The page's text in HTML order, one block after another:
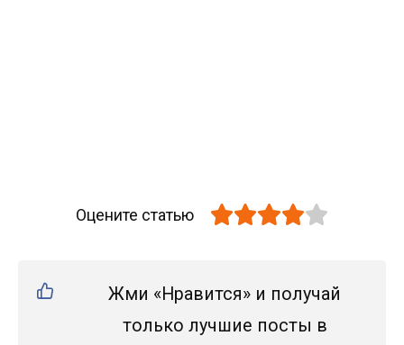
Оцените статью
Жми «Нравится» и получай
только лучшие посты в